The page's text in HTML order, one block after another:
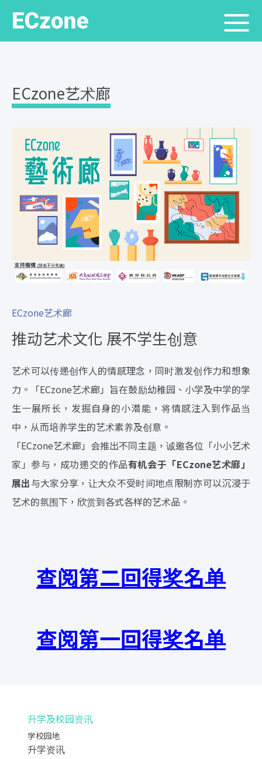
ECzone艺术廊
ECzone艺术廊
推动艺术文化 展不学生创意
艺术可以传递创作人的情感理念，同时激发创作力和想象
力。「ECzone艺术廊」旨在鼓励幼稚园、小学及中学的学
生一展所长，发掘自身的小潜能，将情感注入到作品当
中，从而培养学生的艺术素养及创意。
「ECzone艺术廊」会推出不同主题，诚邀各位「小小艺术
家」参与，成功递交的作品有机会于「ECzone艺术廊」
展出与大家分享，让大众不受时间地点限制亦可以沉浸于
艺术的氛围下，欣赏到各式各样的艺术品。
查阅第二回得奖名单
查阅第一回得奖名单
升学及校园资讯
学校园地
升学资讯